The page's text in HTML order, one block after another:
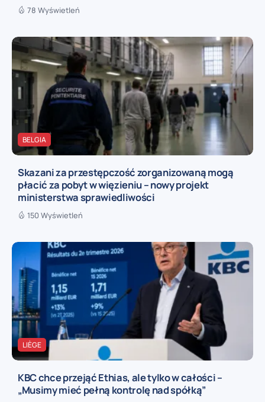
78 Wyświetleń
BELGIA
Skazani za przestępczość zorganizowaną mogą
płacić za pobyt w więzieniu – nowy projekt
ministerstwa sprawiedliwości
150 Wyświetleń
LIÈGE
KBC chce przejąć Ethias, ale tylko w całości –
„Musimy mieć pełną kontrolę nad spółką”